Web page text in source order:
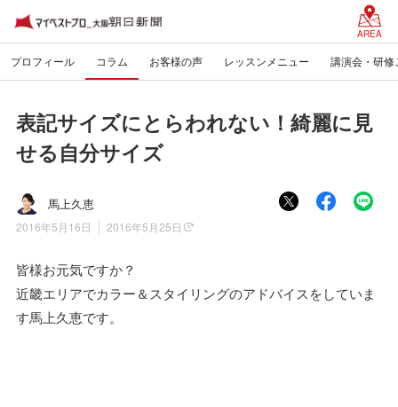
AREA
プロフィール コラム お客様の声 レッスンメニュー 講演会・研修
表記サイズにとらわれない！綺麗に見
せる自分サイズ
馬上久恵
2016年5月16日 2016年5月25日
皆様お元気ですか？
近畿エリアでカラー＆スタイリングのアドバイスをしていま
す馬上久恵です。